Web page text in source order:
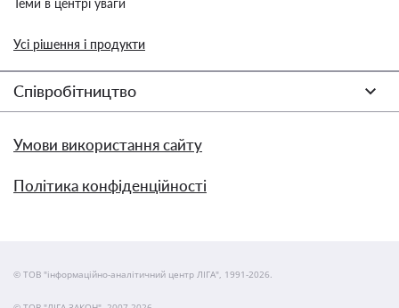
Теми в центрі уваги
Усі рішення і продукти
Співробітництво
Умови використання сайту
Політика конфіденційності
© ТОВ "інформаційно-аналітичний центр ЛІГА", 1991-2026.